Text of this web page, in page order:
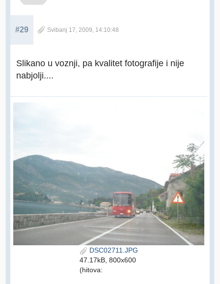
#29 Svibanj 17, 2009, 14:10:48
Slikano u voznji, pa kvalitet fotografije i nije
nabjolji....
DSC02711.JPG
47.17kB, 800x600
(hitova: